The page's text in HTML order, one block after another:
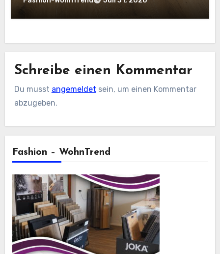
Schreibe einen Kommentar
Du musst angemeldet sein, um einen Kommentar
abzugeben.
Fashion – WohnTrend